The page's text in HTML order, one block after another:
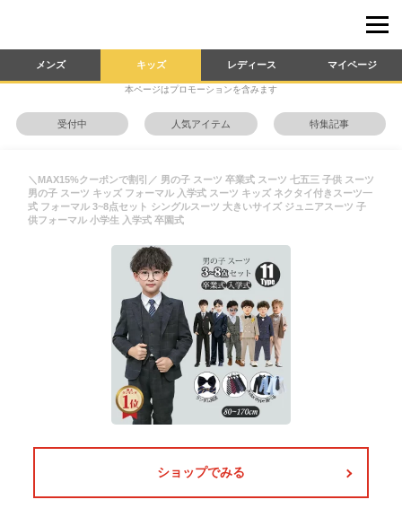
メンズ キッズ レディース マイページ
本ページはプロモーションを含みます
受付中 人気アイテム 特集記事
＼MAX15%クーポンで割引／ 男の子 スーツ 卒業式 スーツ 七五三 子供 スーツ
男の子 スーツ キッズ フォーマル 入学式 スーツ キッズ ネクタイ付きスーツ一
式 フォーマル 3~8点セット シングルスーツ 大きいサイズ ジュニアスーツ 子
供フォーマル 小学生 入学式 卒園式
ショップでみる